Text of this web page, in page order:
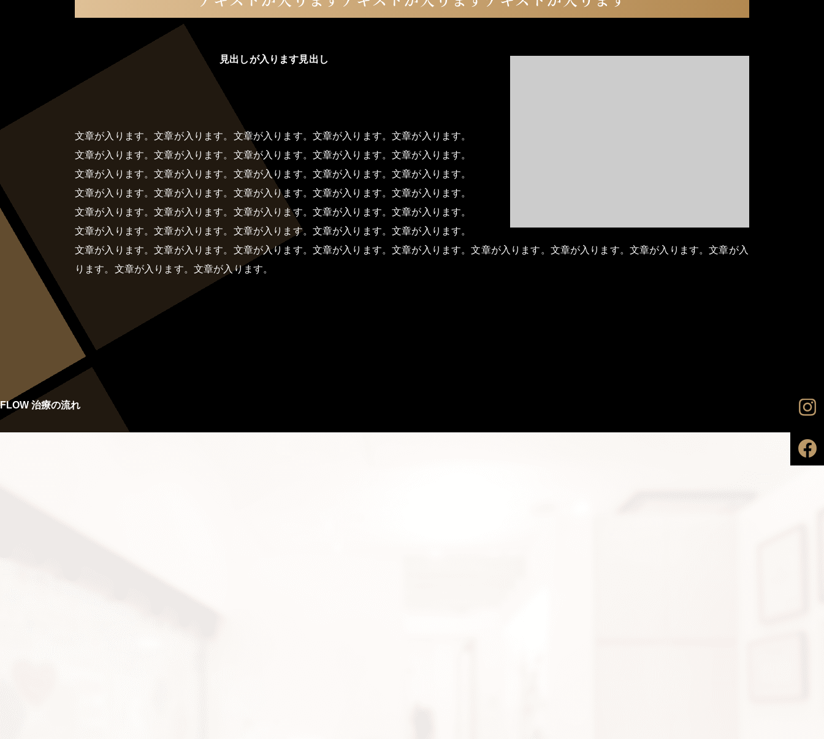
見出しが入ります見出し
文章が入ります。文章が入ります。文章が入ります。文章が入ります。文章が入ります。
文章が入ります。文章が入ります。文章が入ります。文章が入ります。文章が入ります。
文章が入ります。文章が入ります。文章が入ります。文章が入ります。文章が入ります。
文章が入ります。文章が入ります。文章が入ります。文章が入ります。文章が入ります。
文章が入ります。文章が入ります。文章が入ります。文章が入ります。文章が入ります。
文章が入ります。文章が入ります。文章が入ります。文章が入ります。文章が入ります。
文章が入ります。文章が入ります。文章が入ります。文章が入ります。文章が入ります。文章が入ります。文章が入ります。文章が入ります。文章が入
ります。文章が入ります。文章が入ります。
FLOW治療の流れ